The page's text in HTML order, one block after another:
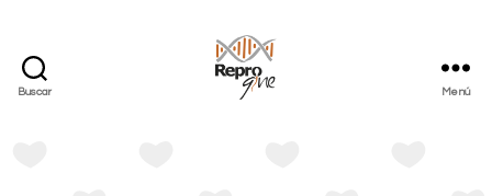
Buscar Menú